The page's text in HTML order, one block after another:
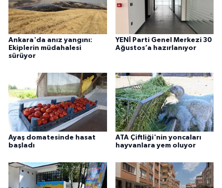
Ankara'da anız yangını:
Ekiplerin müdahalesi
sürüyor
YENİ Parti Genel Merkezi 30
Ağustos’a hazırlanıyor
Ayaş domatesinde hasat
başladı
ATA Çiftliği'nin yoncaları
hayvanlara yem oluyor